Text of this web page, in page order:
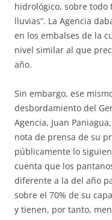
hidrológico, sobre todo
lluvias”. La Agencia
en los embalses de la
nivel similar al que
año.
Sin embargo, ese
desbordamiento del
Agencia, Juan
nota de prensa de su
públicamente lo
cuenta que los
diferente a la del año
sobre el 70% de su
y tienen, por tanto,